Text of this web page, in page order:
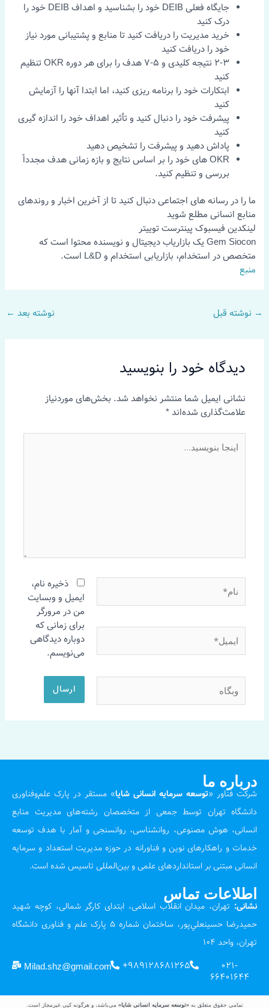
جایگاه فعلی DEIB خود را بشناسید و اهداف DEIB خود را
درک کنید
خرید مدیریت را دریافت کنید تا منابع و پشتیبانی مورد نیاز
خود را دریافت کنید
2-3 نتیجه کلیدی و 5-7 هدف را برای هر دوره OKR تنظیم
کنید
ابتکارات خود را برنامه ریزی کنید، اما ابتدا آنها را آزمایش
کنید
پیشرفت خود را دنبال کنید و تأثیر اهداف خود را اندازه گیری
کنید
پاداش دهید و پیشرفت را تشخیص دهید
OKR های خود را بر اساس نتایج و بازه زمانی هدف مجدداً
بررسی و تنظیم کنید.
ما را در رسانه های اجتماعی دنبال کنید تا از آخرین اخبار و روندهای
منابع انسانی مطلع شوید
لینکدین فیسبوک پینترست توییتر
Gem Siocon یک بازاریاب دیجیتال و نویسنده محتوا است که
متخصص در استخدام، بازاریابی استخدام و L&D است.
منبع
→ نوشته قبل نوشته بعد ←
دیدگاه‌ خود را بنویسید
نشانی ایمیل شما منتشر نخواهد شد. بخش‌های موردنیاز
علامت‌گذاری شده‌اند*
بنویسید…
ذخیره نام،
ایمیل و وبسایت
من در مرورگر
برای زمانی که
دوباره دیدگاهی
می‌نویسم.
درباره ما
شرکت فناور «توسعه سرمایه انسانی شایا» مستقر در پارک علم‌وفناوری
دانشگاه تهران توسط جمعی از متخصصان رشته‌های مدیریت منابع
انسانی، هوش مصنوعی، روانشناسی، روانسنجی و آمار با هدف توسعه
خدمات و راهکارهای نوین و فناورانه در حوزه مدیریت استعداد و سرمایه
انسانی مبتنی بر استانداردهای علمی و بین‌المللی تاسیس شده است.
اطلاعات تماس
نشانی: تهران، میدان انقلاب اسلامی، ابتدای کارگر شمالی، کوچه شهيد
حميدرضا حسينعلي‌پور، ساختمان شماره ۵ پارک علم و فناوری دانشگاه
تهران، واحد 104
021-
66401644
989128681265+
Milad.shz@gmail.com
تمامی حقوق متعلق به«توسعه سرمایه انسانی شایا» می‌باشد، و هرگونه کپی غیرمجاز است.